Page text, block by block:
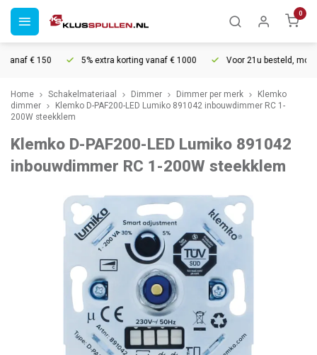
0
€ 150 5% extra korting vanaf € 1000 Voor 21u besteld, morgen
Home Schakelmateriaal Dimmer Dimmer per merk
Klemko
dimmer
Klemko D-PAF200-LED Lumiko 891042 inbouwdimmer RC 1-
200W steekklem
Klemko D-PAF200-LED Lumiko 891042
inbouwdimmer RC 1-200W steekklem